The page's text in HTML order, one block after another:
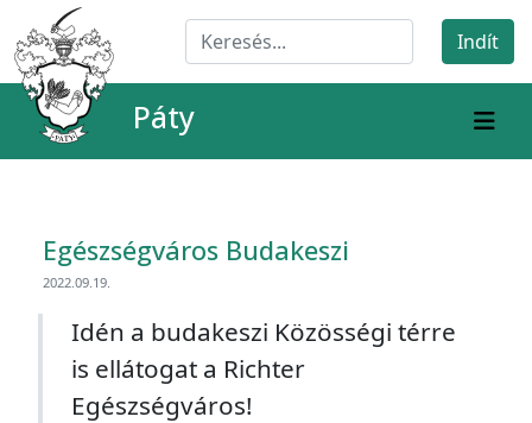
Páty
Egészségváros Budakeszi
2022.09.19.
Idén a budakeszi Közösségi térre
is ellátogat a Richter
Egészségváros!